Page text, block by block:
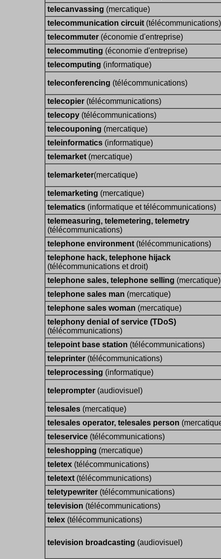
telecanvassing (mercatique)
telecommunication circuit (télécommunications)
telecommuter (économie d'entreprise)
telecommuting (économie d'entreprise)
telecomputing (informatique)
teleconferencing (télécommunications)
telecopier (télécommunications)
telecopy (télécommunications)
telecouponing (mercatique)
teleinformatics (informatique)
telemarket (mercatique)
telemarketer(mercatique)
telemarketing (mercatique)
telematics (informatique et télécommunications)
telemeasuring, telemetering, telemetry
(télécommunications)
telephone environment (télécommunications)
telephone hack, telephone hijack
(télécommunications et droit)
telephone sales, telephone selling (mercatique)
telephone sales man (mercatique)
telephone sales woman (mercatique)
telephony denial of service (TDoS)
(télécommunications)
telepoint base station (télécommunications)
teleprinter (télécommunications)
teleprocessing (informatique)
teleprompter (audiovisuel)
telesales (mercatique)
telesales operator, telesales person
teleservice (télécommunications)
teleshopping (mercatique)
teletex (télécommunications)
teletext (télécommunications)
teletypewriter (télécommunications)
television (télécommunications)
telex (télécommunications)
television broadcasting (audiovisuel)